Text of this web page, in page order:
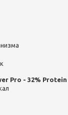
Pro - 32% Protein